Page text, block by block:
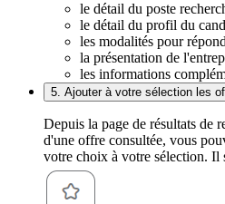
le détail du poste
le détail du profil du
les modalités pour
la présentation de
les informations
5. Ajouter à votre sélection les
Depuis la page de résultats de
d'une offre consultée, vous
votre choix à votre sélection.